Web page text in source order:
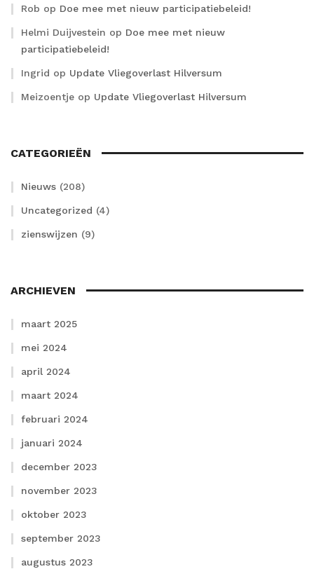
Rob op Doe mee met nieuw participatiebeleid!
Helmi Duijvestein op Doe mee met nieuw
participatiebeleid!
Ingrid op Update Vliegoverlast Hilversum
Meizoentje op Update Vliegoverlast Hilversum
CATEGORIEËN
Nieuws (208)
Uncategorized (4)
zienswijzen (9)
ARCHIEVEN
maart 2025
mei 2024
april 2024
maart 2024
februari 2024
januari 2024
december 2023
november 2023
oktober 2023
september 2023
augustus 2023